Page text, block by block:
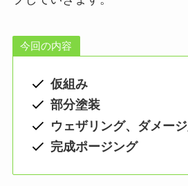
今回の内容
仮組み
部分塗装
ウェザリング、ダメー
完成ポージング